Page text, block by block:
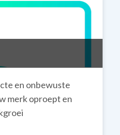
en onbewuste
merk oproept en